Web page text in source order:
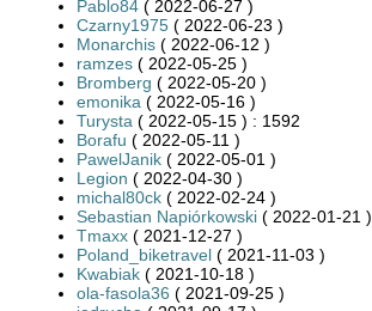
Pablo84 ( 2022-06-27 )
Czarny1975 ( 2022-06-23 )
Monarchis ( 2022-06-12 )
ramzes ( 2022-05-25 )
Bromberg ( 2022-05-20 )
emonika ( 2022-05-16 )
Turysta ( 2022-05-15 ) : 1592
Borafu ( 2022-05-11 )
PawelJanik ( 2022-05-01 )
Legion ( 2022-04-30 )
michal80ck ( 2022-02-24 )
Sebastian Napiórkowski ( 2022-01-21 )
Tmaxx ( 2021-12-27 )
Poland_biketravel ( 2021-11-03 )
Kwabiak ( 2021-10-18 )
ola-fasola36 ( 2021-09-25 )